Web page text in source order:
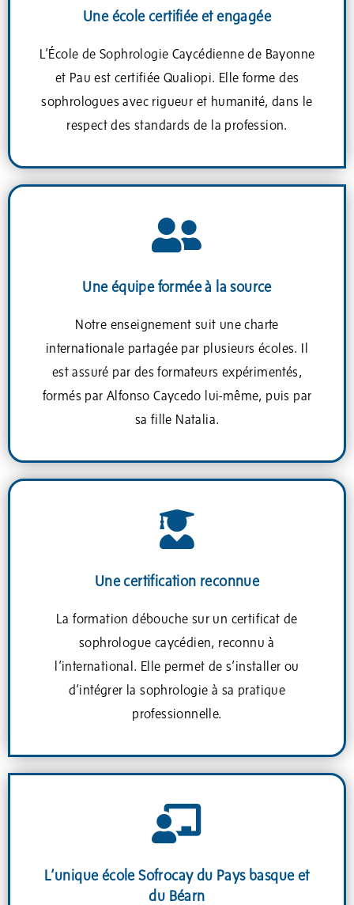
Une école certifiée et engagée
L’École de Sophrologie Caycédienne de Bayonne
et Pau est certifiée Qualiopi. Elle forme des
sophrologues avec rigueur et humanité, dans le
respect des standards de la profession.
Une équipe formée à la source
Notre enseignement suit une charte
internationale partagée par plusieurs écoles. Il
est assuré par des formateurs expérimentés,
formés par Alfonso Caycedo lui-même, puis par
sa fille Natalia.
Une certification reconnue
La formation débouche sur un certificat de
sophrologue caycédien, reconnu à
l’international. Elle permet de s’installer ou
d’intégrer la sophrologie à sa pratique
professionnelle.
L’unique école Sofrocay du Pays basque et
du Béarn